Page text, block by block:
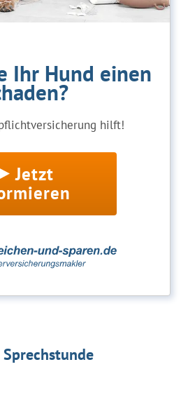
Ihr Hund einen
hilft!
Jetzt